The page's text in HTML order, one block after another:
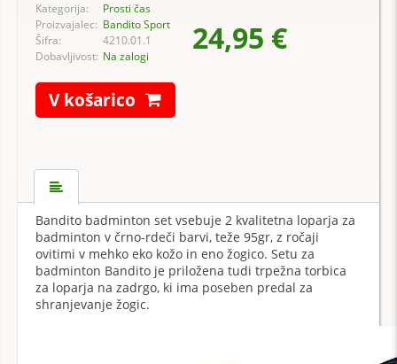
Kategorija:
Prosti čas
Proizvajalec: Bandito Sport
Šifra:
4210.01.1
Dobavljivost: Na zalogi 24,95 €
V košarico
Bandito badminton set vsebuje 2 kvalitetna loparja za
badminton v črno-rdeči barvi, teže 95gr, z ročaji
ovitimi v mehko eko kožo in eno žogico. Setu za
badminton Bandito je priložena tudi trpežna torbica
za loparja na zadrgo, ki ima poseben predal za
shranjevanje žogic.